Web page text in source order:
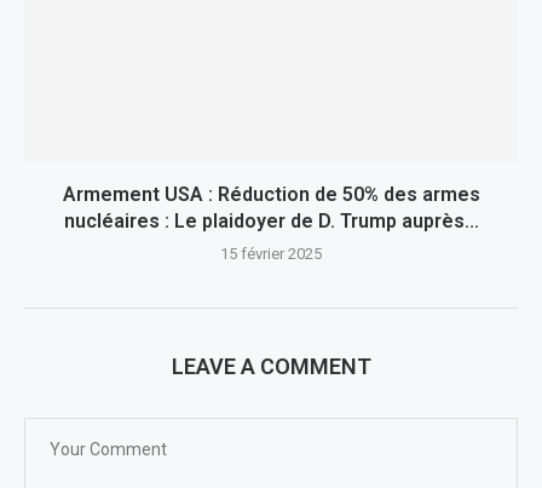
Armement USA : Réduction de 50% des armes
nucléaires : Le plaidoyer de D. Trump auprès...
15 février 2025
LEAVE A COMMENT